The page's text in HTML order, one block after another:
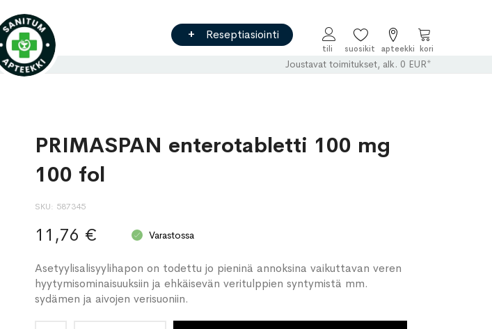
Reseptiasiointi
Ostoskori
Joustavat toimitukset, alk. 0 EUR*
PRIMASPAN enterotabletti 100 mg
100 fol
SKU 587345
11,76 € Varastossa
Asetyylisalisyylihapon on todettu jo pieninä annoksina vaikuttavan veren
hyytymisominaisuuksiin ja ehkäisevän veritulppien syntymistä mm.
sydämen ja aivojen verisuoniin.